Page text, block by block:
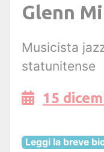
Glenn
Musicista
statunitense
15
Leggi la breve